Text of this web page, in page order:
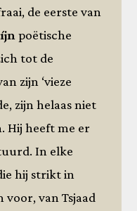
de eerste van
poëtische
tot de
zijn ‘vieze
zijn helaas niet
Hij heeft me er
In elke
hij strikt in
voor, van Tsjaad